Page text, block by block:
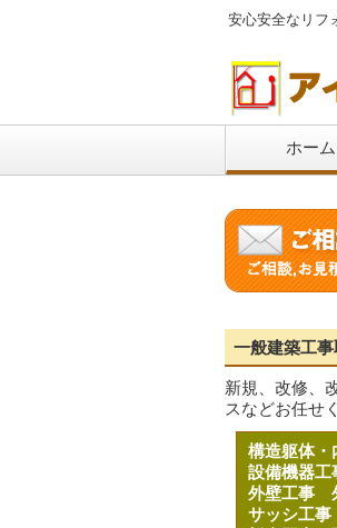
安心安全なリフ
ホーム
一般建築工
新規、改修、
スなどお任せ
構造躯体
設備機器
外壁工事
サッシ工